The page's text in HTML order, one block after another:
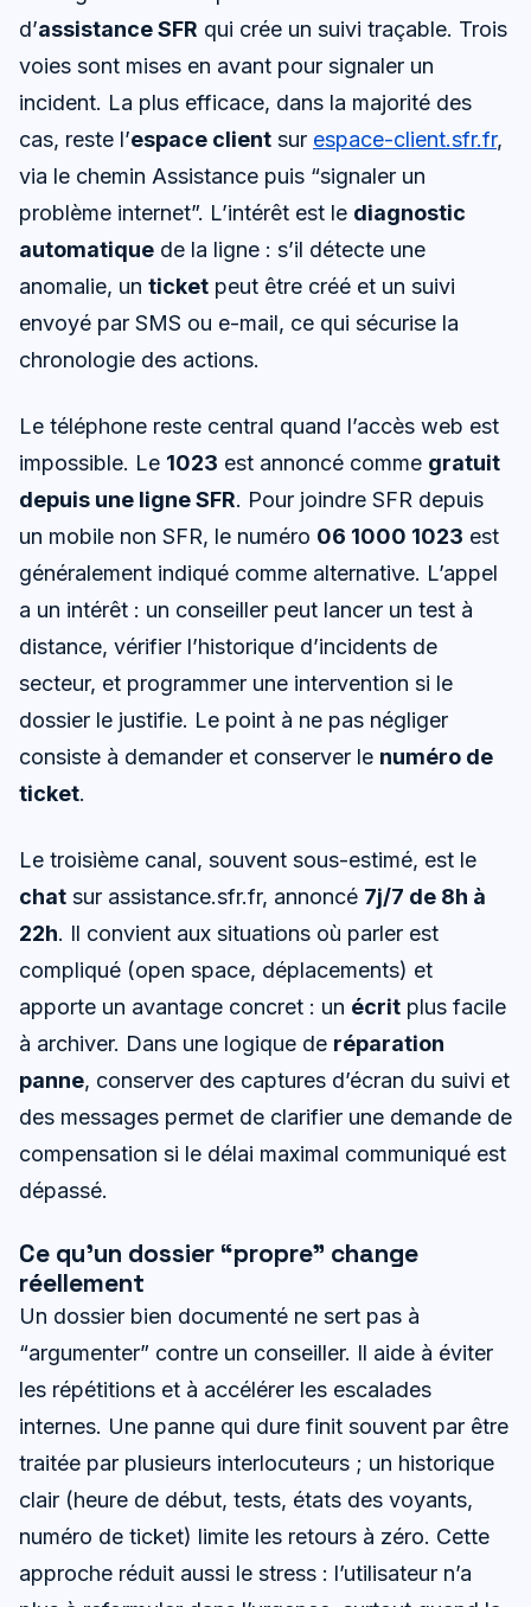
d’assistance SFR qui crée un suivi traçable. Trois
voies sont mises en avant pour signaler un
incident. La plus efficace, dans la majorité des
cas, reste l’espace client sur espace-client.sfr.fr,
via le chemin Assistance puis “signaler un
problème internet”. L’intérêt est le diagnostic
automatique de la ligne : s’il détecte une
anomalie, un ticket peut être créé et un suivi
envoyé par SMS ou e-mail, ce qui sécurise la
chronologie des actions.
Le téléphone reste central quand l’accès web est
impossible. Le 1023 est annoncé comme gratuit
depuis une ligne SFR. Pour joindre SFR depuis
un mobile non SFR, le numéro 06 1000 1023 est
généralement indiqué comme alternative. L’appel
a un intérêt : un conseiller peut lancer un test à
distance, vérifier l’historique d’incidents de
secteur, et programmer une intervention si le
dossier le justifie. Le point à ne pas négliger
consiste à demander et conserver le numéro de
ticket.
Le troisième canal, souvent sous-estimé, est le
chat sur assistance.sfr.fr, annoncé 7j/7 de 8h à
22h. Il convient aux situations où parler est
compliqué (open space, déplacements) et
apporte un avantage concret : un écrit plus facile
à archiver. Dans une logique de réparation
panne, conserver des captures d’écran du suivi et
des messages permet de clarifier une demande de
compensation si le délai maximal communiqué est
dépassé.
Ce qu’un dossier “propre” change
réellement
Un dossier bien documenté ne sert pas à
“argumenter” contre un conseiller. Il aide à éviter
les répétitions et à accélérer les escalades
internes. Une panne qui dure finit souvent par être
traitée par plusieurs interlocuteurs ; un historique
clair (heure de début, tests, états des voyants,
numéro de ticket) limite les retours à zéro. Cette
approche réduit aussi le stress : l’utilisateur n’a